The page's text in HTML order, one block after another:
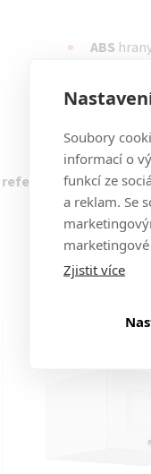
Soubory
informací o
funkcí ze
a reklam. Se
marketingové
Zjistit více
ABS
zakoupit
Úchyty